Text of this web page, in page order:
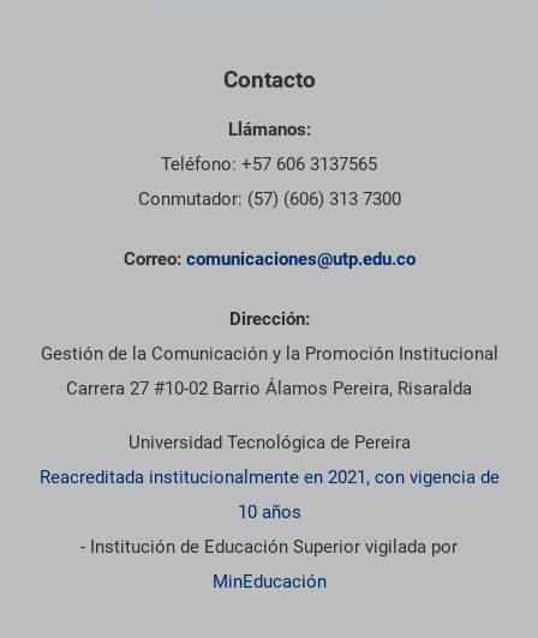
Contacto
Llámanos:
Teléfono: +57 606 3137565
Conmutador: (57) (606) 313 7300
Correo: comunicaciones@utp.edu.co
Dirección:
Gestión de la Comunicación y la Promoción Institucional
Carrera 27 #10-02 Barrio Álamos Pereira, Risaralda
Universidad Tecnológica de Pereira
Reacreditada institucionalmente en 2021, con vigencia de
10 años
- Institución de Educación Superior vigilada por
MinEducación